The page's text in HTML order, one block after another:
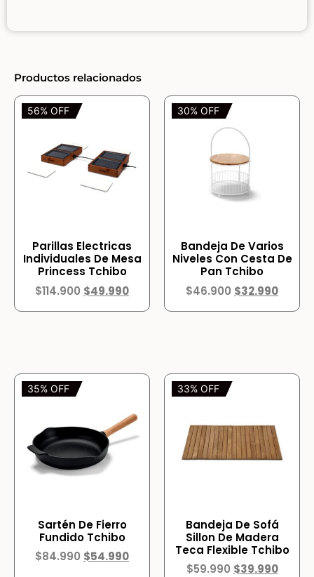
Productos relacionados
56% OFF
Parillas Electricas
Individuales De Mesa
Princess Tchibo
$114.900 $49.990
30% OFF
Bandeja De Varios
Niveles Con Cesta De
Pan Tchibo
$46.900 $32.990
35% OFF
Sartén De Fierro
Fundido Tchibo
$84.990 $54.990
33% OFF
Bandeja De Sofá
Sillon De Madera
Teca Flexible Tchibo
$59.990 $39.990